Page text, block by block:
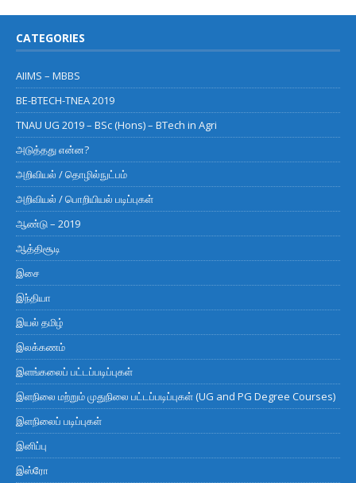
CATEGORIES
AIIMS – MBBS
BE-BTECH-TNEA 2019
TNAU UG 2019 – BSc (Hons) – BTech in Agri
அடுத்தது என்ன?
அறிவியல் / தொழில்நுட்பம்
அறிவியல் / பொறியியல் படிப்புகள்
ஆண்டு – 2019
ஆத்திசூடி
இசை
இந்தியா
இயல் தமிழ்
இலக்கணம்
இளங்கலைப் பட்டப்படிப்புகள்
இளநிலை மற்றும் முதுநிலை பட்டப்படிப்புகள் (UG and PG Degree Courses)
இளநிலைப் படிப்புகள்
இனிப்பு
இஸ்ரோ